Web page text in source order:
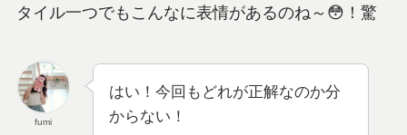
タイル一つでもこんなに表情があるのね～😳！驚
fumi
はい！今回もどれが正解なのか分
からない！